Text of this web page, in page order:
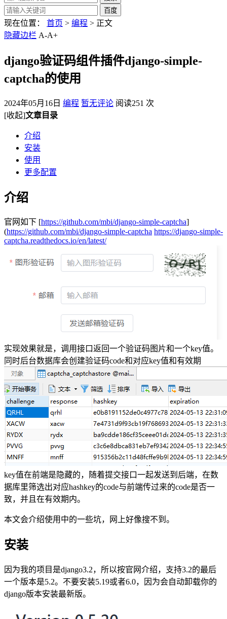
现在位置： 首页 > 编程 > 正文
隐藏边栏 A-A+
django验证码组件插件django-simple-
captcha的使用
2024年05月16日 编程 暂无评论 阅读251 次
[收起]文章目录
介绍
安装
使用
更多配置
介绍
官网如下 [https://github.com/mbi/django-simple-captcha]
(https://github.com/mbi/django-simple-captcha https://django-simple-
captcha.readthedocs.io/en/latest/
实现效果就是，调用接口返回一个验证码图片和一个key值。
同时后台数据库会创建验证码code和对应key值和有效期
key值在前端是隐藏的，随着提交接口一起发送到后端，在数
据库里筛选出对应hashkey的code与前端传过来的code是否一
致，并且在有效期内。
本文会介绍使用中的一些坑，网上好像搜不到。
安装
因为我的项目是django3.2，所以按官网介绍，支持3.2的最后
一个版本是5.2。不要安装5.19或者6.0，因为会自动卸载你的
django版本安装最新版。